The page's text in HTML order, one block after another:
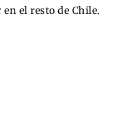
el resto de Chile.